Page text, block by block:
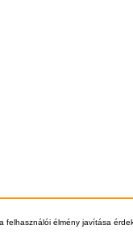
élmény javítása